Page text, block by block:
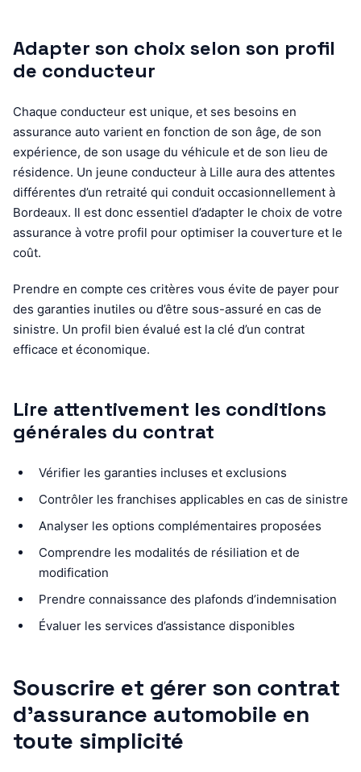
Adapter son choix selon son profil
de conducteur
Chaque conducteur est unique, et ses besoins en
assurance auto varient en fonction de son âge, de son
expérience, de son usage du véhicule et de son lieu de
résidence. Un jeune conducteur à Lille aura des attentes
différentes d’un retraité qui conduit occasionnellement à
Bordeaux. Il est donc essentiel d’adapter le choix de votre
assurance à votre profil pour optimiser la couverture et le
coût.
Prendre en compte ces critères vous évite de payer pour
des garanties inutiles ou d’être sous-assuré en cas de
sinistre. Un profil bien évalué est la clé d’un contrat
efficace et économique.
Lire attentivement les conditions
générales du contrat
Vérifier les garanties incluses et exclusions
Contrôler les franchises applicables en cas de sinistre
Analyser les options complémentaires proposées
Comprendre les modalités de résiliation et de
modification
Prendre connaissance des plafonds d’indemnisation
Évaluer les services d’assistance disponibles
Souscrire et gérer son contrat
d’assurance automobile en
toute simplicité